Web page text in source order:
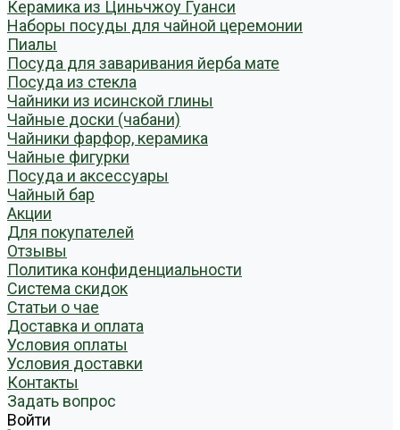
Керамика из Циньчжоу Гуанси
Наборы посуды для чайной церемонии
Пиалы
Посуда для заваривания йерба мате
Посуда из стекла
Чайники из исинской глины
Чайные доски (чабани)
Чайники фарфор, керамика
Чайные фигурки
Посуда и аксессуары
Чайный бар
Акции
Для покупателей
Отзывы
Политика конфиденциальности
Система скидок
Статьи о чае
Доставка и оплата
Условия оплаты
Условия доставки
Контакты
Задать вопрос
Войти